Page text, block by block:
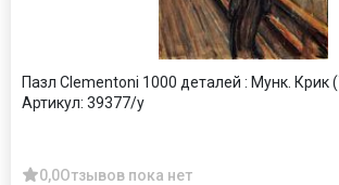
Пазл Clementoni 1000 деталей : Мунк.
Артикул: 39377/у
0,0Отзывов пока нет